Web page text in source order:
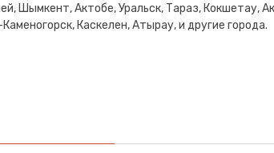
Шымкент, Актобе, Уральск, Тараз, Кокшетау,
Каскелен, Атырау, и другие города.